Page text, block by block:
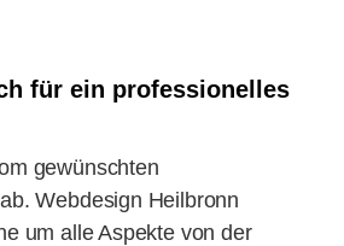
für ein professionelles
gewünschten
Webdesign Heilbronn
um alle Aspekte von der